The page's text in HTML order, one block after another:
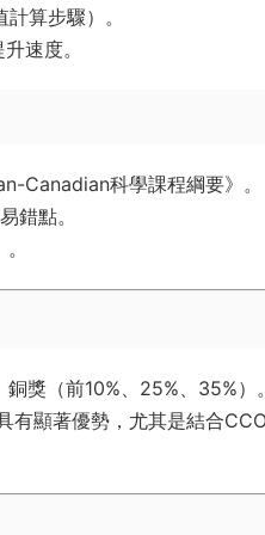
算步驟）。
速度。
Canadian科學課程綱要》。
錯點。
獎（前10%、25%、35%）。
有顯著優勢，尤其是結合